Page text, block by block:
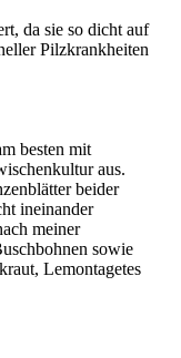
da sie so dicht auf
Pilzkrankheiten
besten mit
aus.
beider
ineinander
meiner
sowie
Lemontagetes